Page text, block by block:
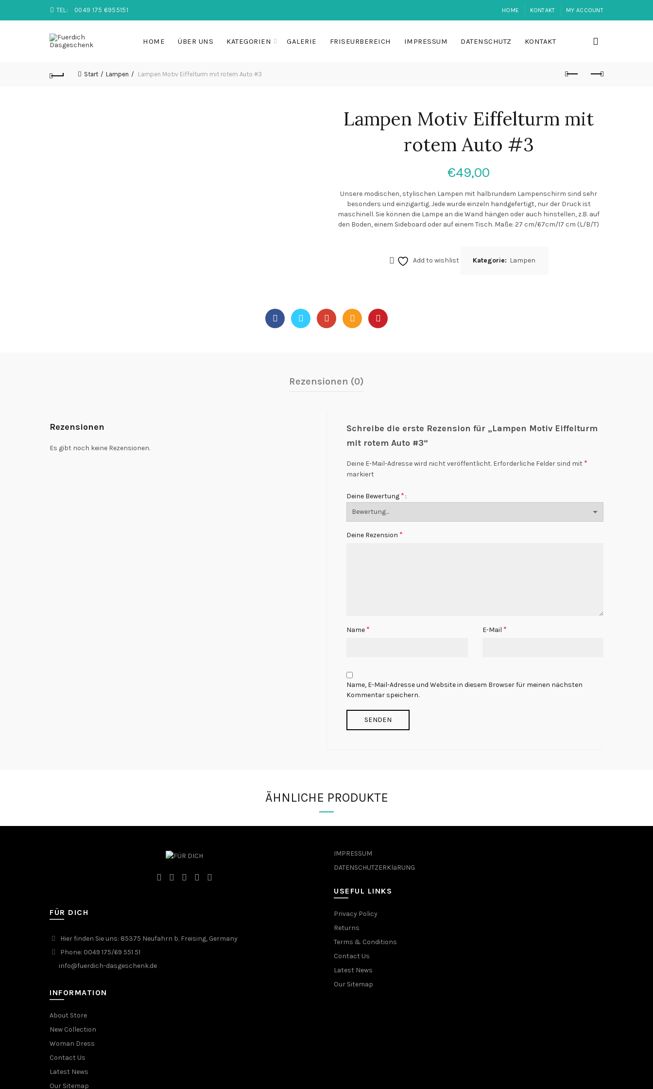
TEL: 0049 175 6955151 HOME KONTAKT MY ACCOUNT
HOME ÜBER UNS KATEGORIEN GALERIE FRISEURBEREICH IMPRESSUM DATENSCHUTZ KONTAKT
Start Lampen Lampen Motiv Eiffelturm mit rotem Auto #3
Lampen Motiv Eiffelturm mit
rotem Auto #3
€49,00
Unsere modischen, stylischen Lampen mit halbrundem Lampenschirm sind sehr
besonders und einzigartig. Jede wurde einzeln handgefertigt, nur der Druck ist
maschinell. Sie können die Lampe an die Wand hängen oder auch hinstellen, z.B. auf
den Boden, einem Sideboard oder auf einem Tisch. Maße: 27 cm/67cm/17 cm (L/B/T)
Add to wishlist Kategorie: Lampen
Rezensionen (0)
Rezensionen
Es gibt noch keine Rezensionen.
Schreibe die erste Rezension für „Lampen Motiv Eiffelturm
mit rotem Auto #3“
Deine E-Mail-Adresse wird nicht veröffentlicht. Erforderliche Felder sind mit *
markiert
Deine Bewertung *
Deine Rezension *
Name * E-Mail *
Name, E-Mail-Adresse und Website in diesem Browser für meinen nächsten
Kommentar speichern.
ÄHNLICHE PRODUKTE
FÜR DICH
Hier finden Sie uns: 85375 Neufahrn b. Freising, Germany
Phone: 0049 175/69 551 51
info@fuerdich-dasgeschenk.de
INFORMATION
About Store
New Collection
Woman Dress
Contact Us
Latest News
Our Sitemap
IMPRESSUM
DATENSCHUTZERKläRUNG
USEFUL LINKS
Privacy Policy
Returns
Terms & Conditions
Contact Us
Latest News
Our Sitemap